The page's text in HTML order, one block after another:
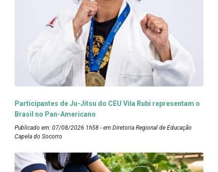
Participantes de Ju-Jitsu do CEU Vila Rubi representam o
Brasil no Pan-Americano
Publicado em: 07/08/2026 1h58 - em Diretoria Regional de Educação
Capela do Socorro